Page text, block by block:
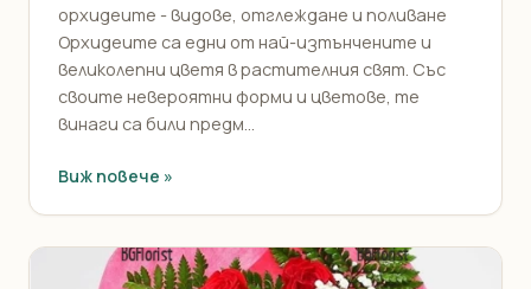
орхидеите - видове, отглеждане и поливане
Орхидеите са едни от най-изтънчените и
великолепни цветя в растителния свят. Със
своите невероятни форми и цветове, те
винаги са били предм...
Виж повече »